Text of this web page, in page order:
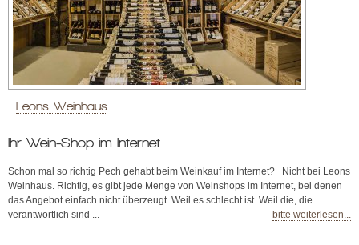
Leons Weinhaus
Ihr Wein-Shop im Internet
Schon mal so richtig Pech gehabt beim Weinkauf im Internet? Nicht bei Leons
Weinhaus. Richtig, es gibt jede Menge von Weinshops im Internet, bei denen
das Angebot einfach nicht überzeugt. Weil es schlecht ist. Weil die, die
verantwortlich sind ...
bitte weiterlesen...